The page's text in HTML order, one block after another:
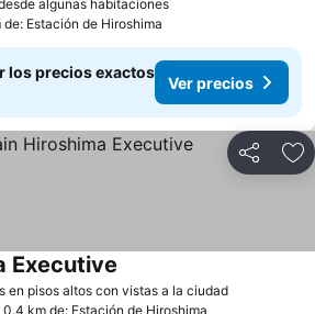
algunas habitacionesVer precios
de: Estación de Hiroshima
los precios exactos
Ver precios
Compartir
en pisos altos con vistas a la ciudadVer
Executive
0.4 km de: Estación de Hiroshima